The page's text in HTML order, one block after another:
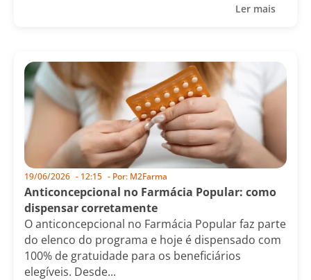
Ler mais
19/06/2026 - 12:15 - Por: M2Farma
Anticoncepcional no Farmácia Popular: como
dispensar corretamente
O anticoncepcional no Farmácia Popular faz parte
do elenco do programa e hoje é dispensado com
100% de gratuidade para os beneficiários
elegíveis. Desde...